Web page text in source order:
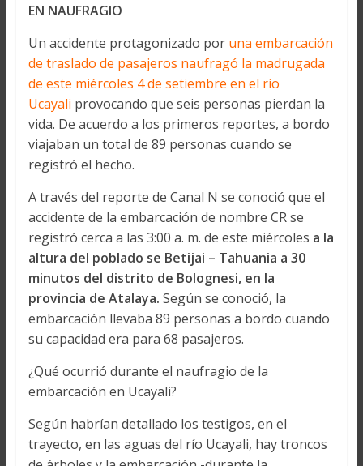
EN NAUFRAGIO
Un accidente protagonizado por una embarcación
de traslado de pasajeros naufragó la madrugada
de este miércoles 4 de setiembre en el río
Ucayali provocando que seis personas pierdan la
vida. De acuerdo a los primeros reportes, a bordo
viajaban un total de 89 personas cuando se
registró el hecho.
A través del reporte de Canal N se conoció que el
accidente de la embarcación de nombre CR se
registró cerca a las 3:00 a. m. de este miércoles a la
altura del poblado se Betijai – Tahuania a 30
minutos del distrito de Bolognesi, en la
provincia de Atalaya. Según se conoció, la
embarcación llevaba 89 personas a bordo cuando
su capacidad era para 68 pasajeros.
¿Qué ocurrió durante el naufragio de la
embarcación en Ucayali?
Según habrían detallado los testigos, en el
trayecto, en las aguas del río Ucayali, hay troncos